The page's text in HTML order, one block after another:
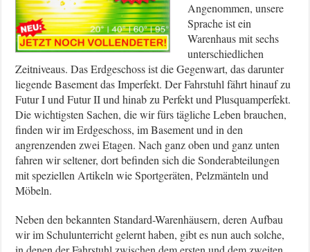
Angenommen, unsere
Sprache ist ein
Warenhaus mit sechs
unterschiedlichen
Zeitniveaus. Das Erdgeschoss ist die Gegenwart, das darunter
liegende Basement das Imperfekt. Der Fahrstuhl fährt hinauf zu
Futur I und Futur II und hinab zu Perfekt und Plusquamperfekt.
Die wichtigsten Sachen, die wir fürs tägliche Leben brauchen,
finden wir im Erdgeschoss, im Basement und in den
angrenzenden zwei Etagen. Nach ganz oben und ganz unten
fahren wir seltener, dort befinden sich die Sonderabteilungen
mit speziellen Artikeln wie Sportgeräten, Pelzmänteln und
Möbeln.
Neben den bekannten Standard-Warenhäusern, deren Aufbau
wir im Schulunterricht gelernt haben, gibt es nun auch solche,